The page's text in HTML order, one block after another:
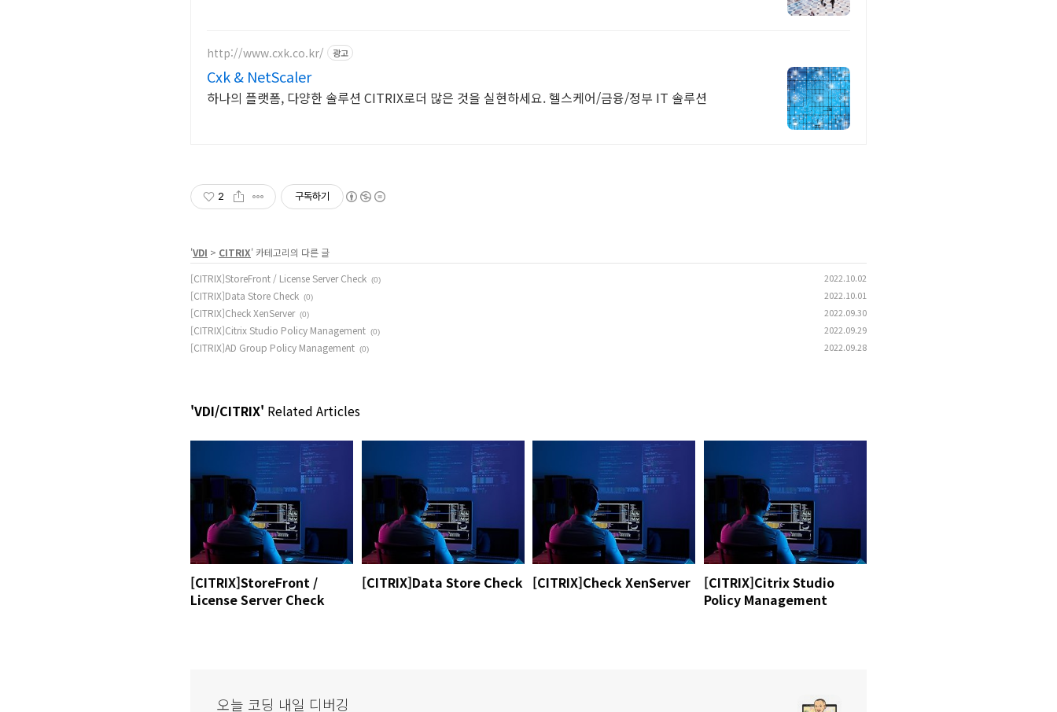
http://www.cxk.co.kr/ 광고
Cxk & NetScaler
하나의 플랫폼, 다양한 솔루션 CITRIX로더 많은 것을 실현하세요. 헬스케어/금융/정부 IT 솔루션
2 구독하기
'VDI > CITRIX' 카테고리의 다른 글
[CITRIX]StoreFront / License Server Check (0) 2022.10.02
[CITRIX]Data Store Check (0) 2022.10.01
[CITRIX]Check XenServer (0) 2022.09.30
[CITRIX]Citrix Studio Policy Management (0) 2022.09.29
[CITRIX]AD Group Policy Management (0) 2022.09.28
'VDI/CITRIX' Related Articles
[CITRIX]StoreFront /
License Server Check
[CITRIX]Data Store Check [CITRIX]Check XenServer
[CITRIX]Citrix Studio
Policy Management
오늘 코딩 내일 디버깅